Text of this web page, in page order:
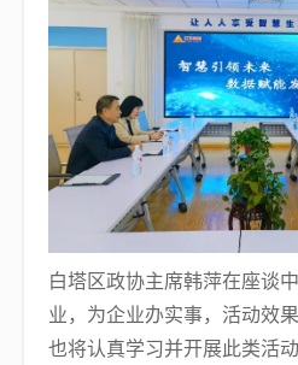
白塔区政协主席韩萍在座谈
业，为企业办实事，活动效
也将认真学习并开展此类活